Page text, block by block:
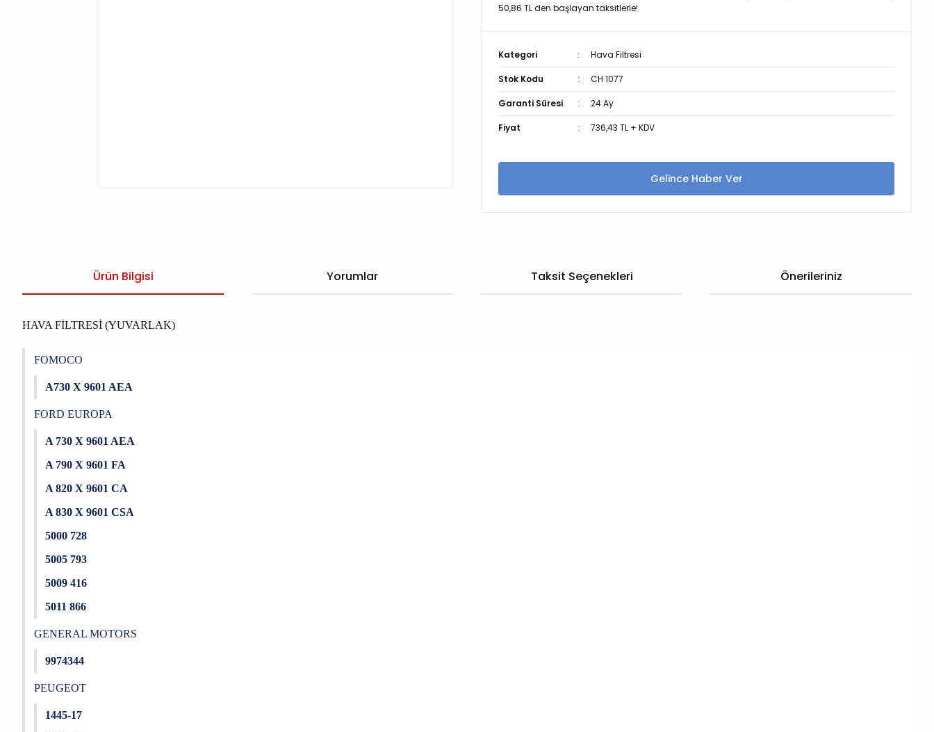
50,86 TL den başlayan taksitlerle!
Kategori Hava Filtresi
Stok Kodu CH 1077
Garanti Süresi 24 Ay
Fiyat 736,43 TL + KDV
Gelince Haber Ver
Ürün Bilgisi Yorumlar Taksit Seçenekleri Önerileriniz
HAVA FİLTRESİ (YUVARLAK)
FOMOCO
A730 X 9601 AEA
FORD EUROPA
A 730 X 9601 AEA
A 790 X 9601 FA
A 820 X 9601 CA
A 830 X 9601 CSA
5000 728
5005 793
5009 416
5011 866
GENERAL MOTORS
9974344
PEUGEOT
1445-17